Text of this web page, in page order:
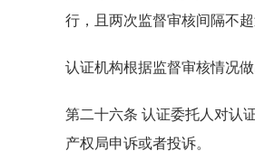
行，且两次监督审核间隔不
认证机构根据监督审核情况
第二十六条 认证委托人对认
产权局申诉或者投诉。